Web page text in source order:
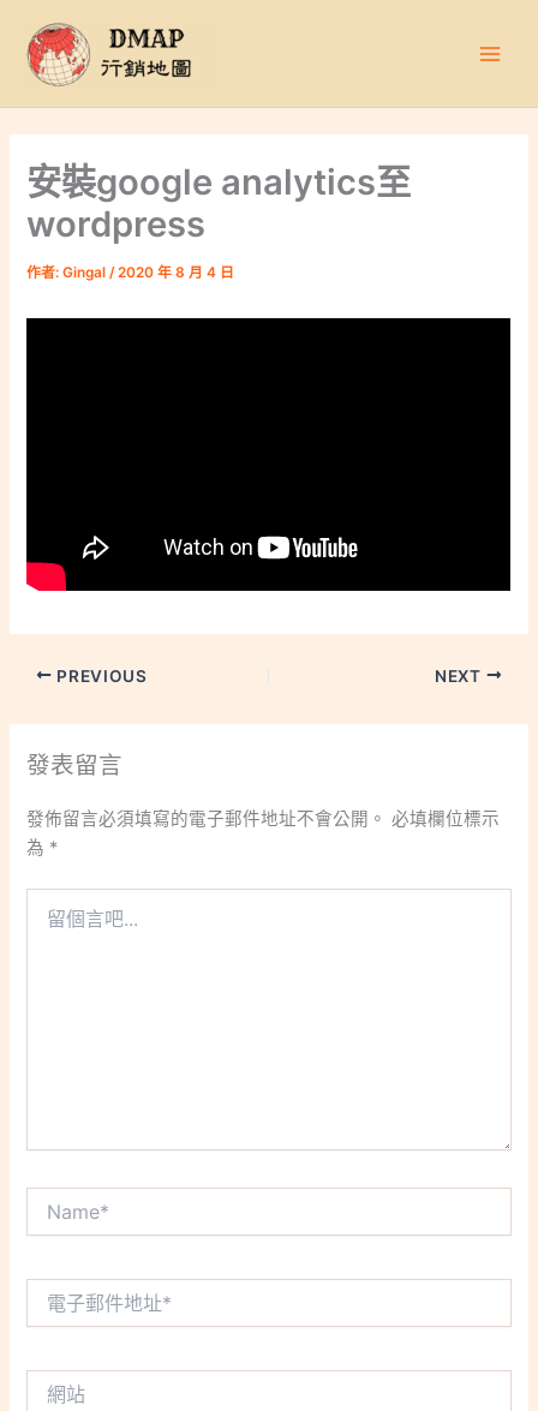
安裝google analytics至
wordpress
作者:Gingal/2020 年 8 月 4 日
PREVIOUS NEXT
發表留言
發佈留言必須填寫的電子郵件地址不會公開。 必填欄位標示
為 *